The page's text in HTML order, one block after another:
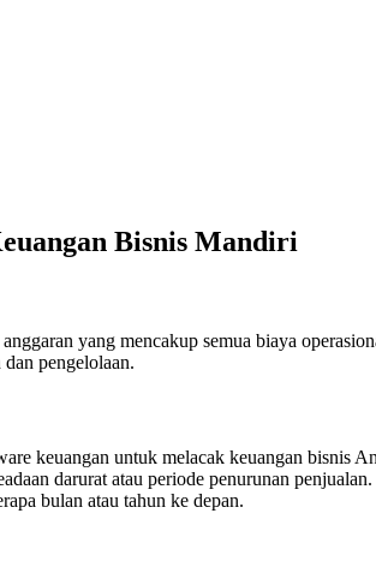
Bisnis Mandiri
yang mencakup semua biaya
pengelolaan.
keuangan untuk melacak keuangan bisnis
darurat atau periode penurunan penjualan.
bulan atau tahun ke depan.